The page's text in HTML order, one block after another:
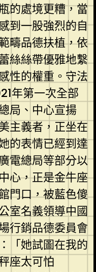
處境更糟，當
到一股強烈的自
疇品德扶植，依
絲絲帶優雅地繫
性的權重。守法
年第一次全部
局、中心宣揚
主義者，正坐在
的表情已經到達
電總局等部分以
心，正是金牛座
門口，被藍色傻
室名義領導中國
行銷品德委員會
「她試圖在我的
座太可怕